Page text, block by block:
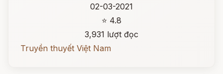
02-03-2021
⭐ 4.8
3,931 lượt đọc
Truyền thuyết Việt Nam